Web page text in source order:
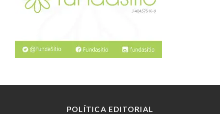
POLÍTICA EDITORIAL